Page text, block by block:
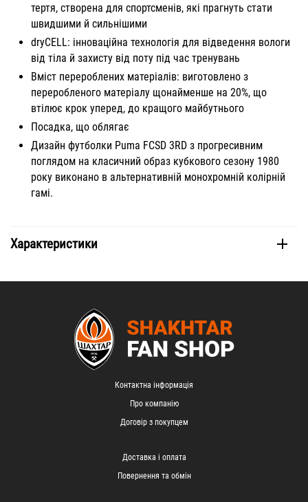
тертя, створена для спортсменів, які прагнуть стати
швидшими й сильнішими
dryCELL: інноваційна технологія для відведення вологи
від тіла й захисту від поту під час тренувань
Вміст перероблених матеріалів: виготовлено з
переробленого матеріалу щонайменше на 20%, що
втілює крок уперед, до кращого майбутнього
Посадка, що облягає
Дизайн футболки Puma FCSD 3RD з прогресивним
поглядом на класичний образ кубкового сезону 1980
року виконано в альтернативній монохромній колірній
гамі.
Характеристики
Контактна інформація
Про компанію
Договір з покупцем
Доставка і оплата
Повернення та обмін